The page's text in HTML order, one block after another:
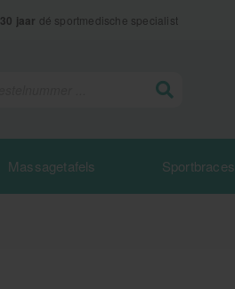
30 jaar dé sportmedische specialist
Massagetafels Sportbraces